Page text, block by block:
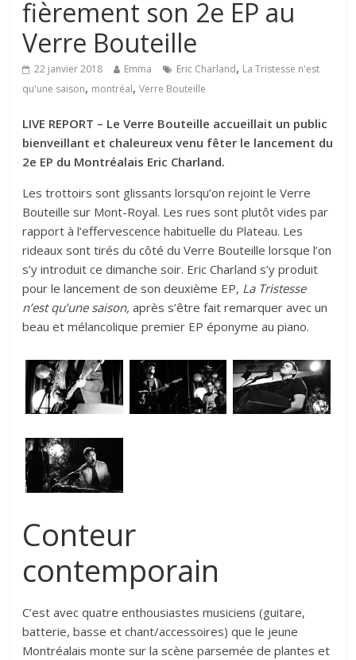
fièrement son 2e EP au
Verre Bouteille
22 janvier 2018 Emma Eric Charland, La Tristesse n'est
qu'une saison, montréal,Verre Bouteille
LIVE REPORT – Le Verre Bouteille accueillait un public
bienveillant et chaleureux venu fêter le lancement du
2e EP du Montréalais Eric Charland.
Les trottoirs sont glissants lorsqu’on rejoint le Verre
Bouteille sur Mont-Royal. Les rues sont plutôt vides par
rapport à l’effervescence habituelle du Plateau. Les
rideaux sont tirés du côté du Verre Bouteille lorsque l’on
s’y introduit ce dimanche soir. Eric Charland s’y produit
pour le lancement de son deuxième EP, La Tristesse
n’est qu’une saison, après s’être fait remarquer avec un
beau et mélancolique premier EP éponyme au piano.
Conteur
contemporain
C’est avec quatre enthousiastes musiciens (guitare,
batterie, basse et chant/accessoires) que le jeune
Montréalais monte sur la scène parsemée de plantes et